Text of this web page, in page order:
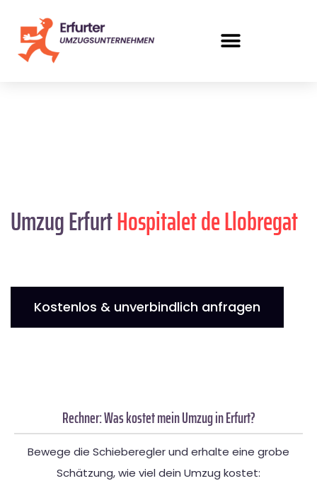
Umzug ErfurtHospitalet de Llobregat
Kostenlos & unverbindlich anfragen
Rechner: Was kostet mein Umzug in Erfurt?
Bewege die Schieberegler und erhalte eine grobe
Schätzung, wie viel dein Umzug kostet: